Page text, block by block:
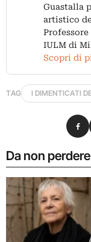
Guastalla
artistico
IULM di
Scopri di
TAG I DIMENTICATI
Da non perdere